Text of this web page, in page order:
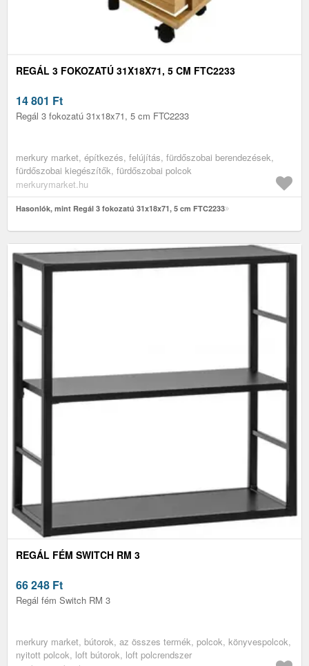
REGÁL 3 FOKOZATÚ 31X18X71, 5 CM FTC2233
14 801 Ft
Regál 3 fokozatú 31x18x71, 5 cm FTC2233
merkury market, építkezés, felújítás, fürdőszobai berendezések,
fürdőszobai kiegészítők, fürdőszobai polcok
merkurymarket.hu
Hasonlók, mint Regál 3 fokozatú 31x18x71, 5 cm FTC2233
REGÁL FÉM SWITCH RM 3
66 248 Ft
Regál fém Switch RM 3
merkury market, bútorok, az összes termék, polcok, könyvespolcok,
nyitott polcok, loft bútorok, loft polcrendszer